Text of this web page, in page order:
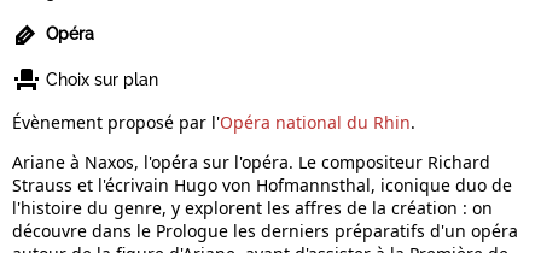
Opéra
Choix sur plan
Évènement proposé par l'Opéra national du Rhin.
Ariane à Naxos, l'opéra sur l'opéra. Le compositeur Richard
Strauss et l'écrivain Hugo von Hofmannsthal, iconique duo de
l'histoire du genre, y explorent les affres de la création : on
découvre dans le Prologue les derniers préparatifs d'un opéra